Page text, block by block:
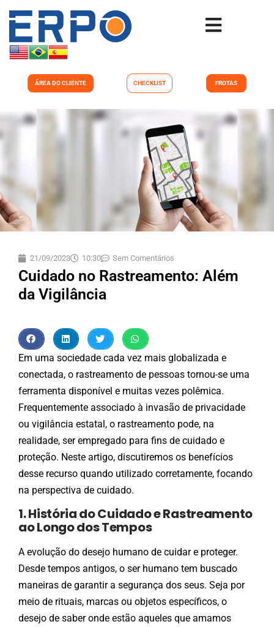
ÁREA DO CLIENTE CHECKLIST FROTAS
21/09/2023 10:30 Sem Comentários
Cuidado no Rastreamento: Além
da Vigilância
Em uma sociedade cada vez mais globalizada e
conectada, o rastreamento de pessoas tornou-se uma
ferramenta disponível e muitas vezes polêmica.
Frequentemente associado à invasão de privacidade
ou vigilância estatal, o rastreamento pode, na
realidade, ser empregado para fins de cuidado e
proteção. Neste artigo, discutiremos os benefícios
desse recurso quando utilizado corretamente, focando
na perspectiva de cuidado.
1. História do Cuidado e Rastreamento
ao Longo dos Tempos
A evolução do desejo humano de cuidar e proteger.
Desde tempos antigos, o ser humano tem buscado
maneiras de garantir a segurança dos seus. Seja por
meio de rituais, marcas ou objetos específicos, o
desejo de saber onde estão aqueles que amamos